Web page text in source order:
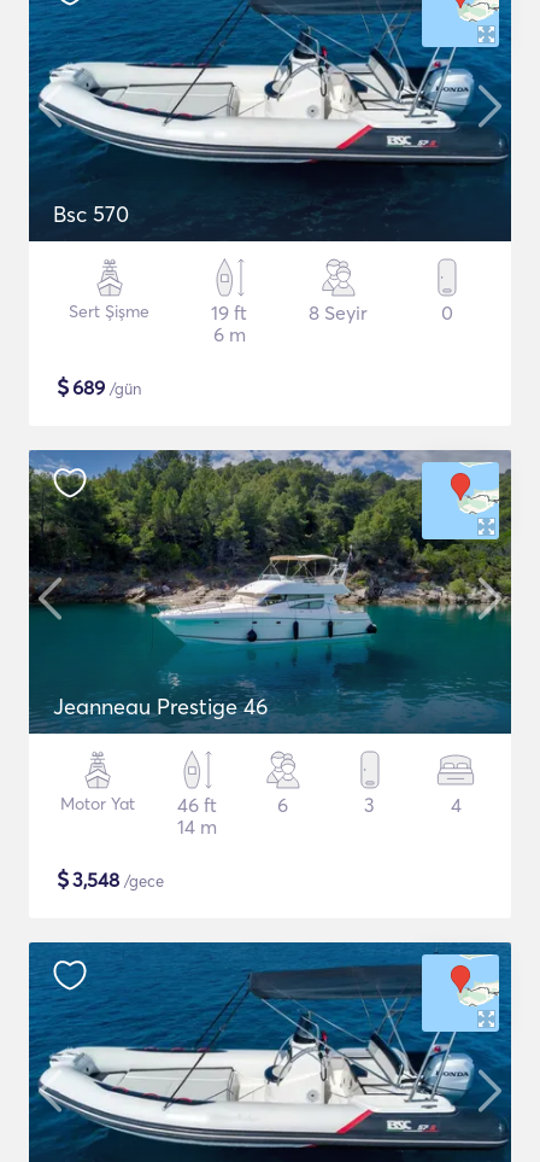
Bsc 570
Sert Şişme
19 ft
6 m
8 Seyir 0
$689 /gün
Jeanneau Prestige 46
Motor Yat
46 ft
14 m
6 3 4
$3,548 /gece